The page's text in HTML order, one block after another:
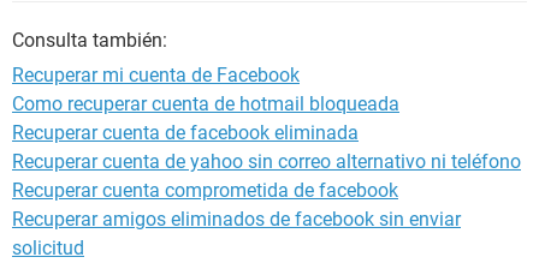
Consulta también:
Recuperar mi cuenta de Facebook
Como recuperar cuenta de hotmail bloqueada
Recuperar cuenta de facebook eliminada
Recuperar cuenta de yahoo sin correo alternativo ni teléfono
Recuperar cuenta comprometida de facebook
Recuperar amigos eliminados de facebook sin enviar
solicitud